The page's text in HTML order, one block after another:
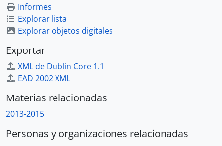
Informes
Explorar lista
Explorar objetos digitales
Exportar
XML de Dublin Core 1.1
EAD 2002 XML
Materias relacionadas
2013-2015
Personas y organizaciones relacionadas